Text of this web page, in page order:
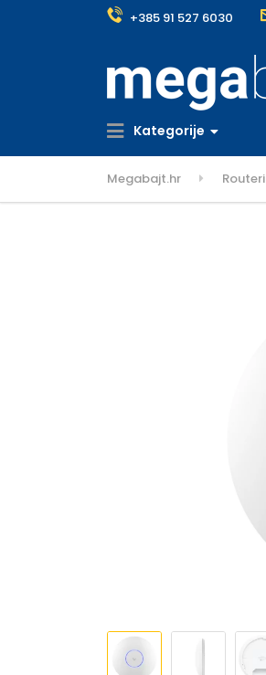
+385 91 527 6030
Kategorije
Megabajt.hr Routeri